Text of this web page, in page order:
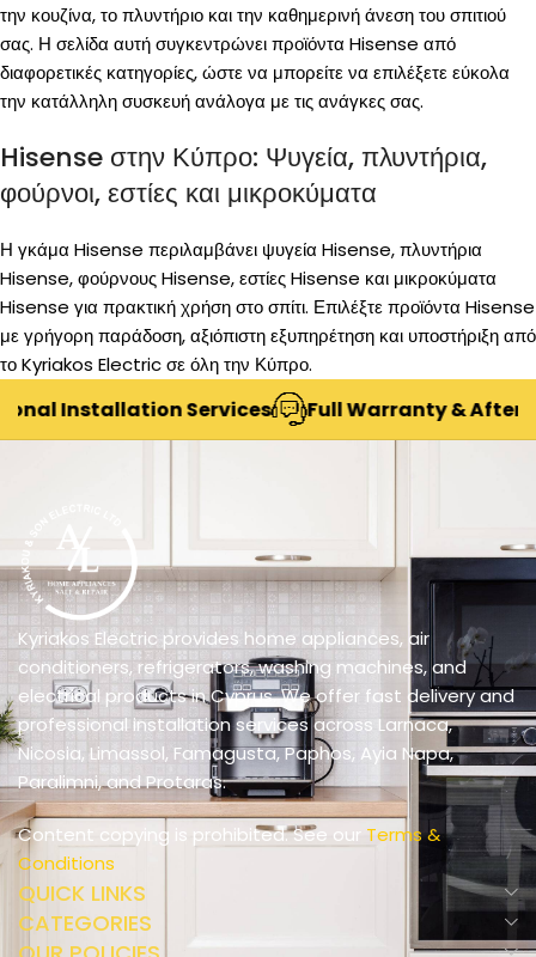
την κουζίνα, το πλυντήριο και την καθημερινή άνεση του σπιτιού
σας. Η σελίδα αυτή συγκεντρώνει προϊόντα Hisense από
διαφορετικές κατηγορίες, ώστε να μπορείτε να επιλέξετε εύκολα
την κατάλληλη συσκευή ανάλογα με τις ανάγκες σας.
Hisense στην Κύπρο: Ψυγεία, πλυντήρια,
φούρνοι, εστίες και μικροκύματα
Η γκάμα Hisense περιλαμβάνει ψυγεία Hisense, πλυντήρια
Hisense, φούρνους Hisense, εστίες Hisense και μικροκύματα
Hisense για πρακτική χρήση στο σπίτι. Επιλέξτε προϊόντα Hisense
με γρήγορη παράδοση, αξιόπιστη εξυπηρέτηση και υποστήριξη από
το Kyriakos Electric σε όλη την Κύπρο.
Installation Services Full Warranty & After-
Kyriakos Electric provides home appliances, air
conditioners, refrigerators, washing machines, and
electrical products in Cyprus. We offer fast delivery and
professional installation services across Larnaca,
Nicosia, Limassol, Famagusta, Paphos, Ayia Napa,
Paralimni, and Protaras.
Content copying is prohibited. See our Terms &
Conditions
QUICK LINKS
CATEGORIES